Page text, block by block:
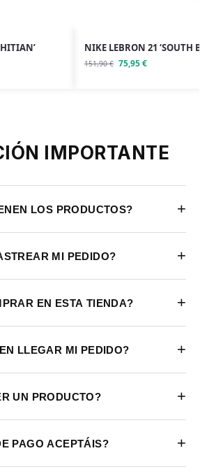
NIKE LEBRON 21 ‘SOUTH
151,90€ 75,95€
IMPORTANTE
LOS PRODUCTOS? +
MI PEDIDO? +
EN ESTA TIENDA? +
LLEGAR MI PEDIDO? +
UN PRODUCTO? +
PAGO ACEPTÁIS? +